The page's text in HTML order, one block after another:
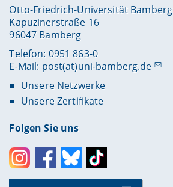
Otto-Friedrich-Universität Bamberg
Kapuzinerstraße 16
96047 Bamberg
Telefon: 0951 863-0
E-Mail: post(at)uni-bamberg.de
Unsere Netzwerke
Unsere Zertifikate
Folgen Sie uns
InstagramFacebookBlueskyToktok